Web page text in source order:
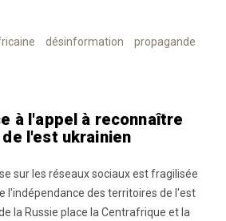
désinformation propagande
à l'appel à reconnaître
l'est ukrainien
sur les réseaux sociaux est fragilisée
l'indépendance des territoires de l'est
la Russie place la Centrafrique et la